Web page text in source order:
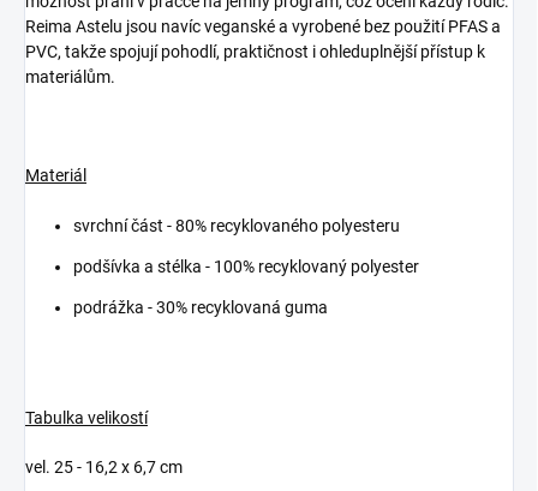
Reima Astelu jsou navíc veganské a vyrobené bez použití PFAS a
PVC, takže spojují pohodlí, praktičnost i ohleduplnější přístup k
materiálům.
Materiál
svrchní část - 80% recyklovaného polyesteru
podšívka a stélka - 100% recyklovaný polyester
podrážka - 30% recyklovaná guma
Tabulka velikostí
vel. 25 - 16,2 x 6,7 cm